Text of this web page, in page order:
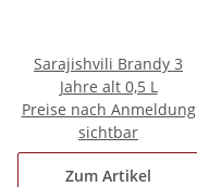
Sarajishvili Brandy 3
Jahre alt 0,5 L
Preise nach Anmeldung
sichtbar
Zum Artikel